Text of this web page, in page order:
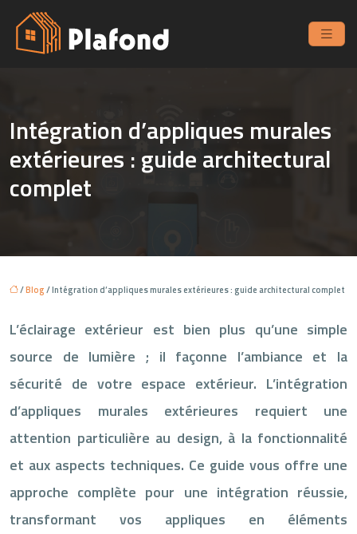
Intégration d’appliques murales
extérieures : guide architectural
complet
/Blog/ Intégration d’appliques murales extérieures : guide architectural complet
L’éclairage extérieur est bien plus qu’une simple
source de lumière ; il façonne l’ambiance et la
sécurité de votre espace extérieur. L’intégration
d’appliques murales extérieures requiert une
attention particulière au design, à la fonctionnalité
et aux aspects techniques. Ce guide vous offre une
approche complète pour une intégration réussie,
transformant vos appliques en éléments